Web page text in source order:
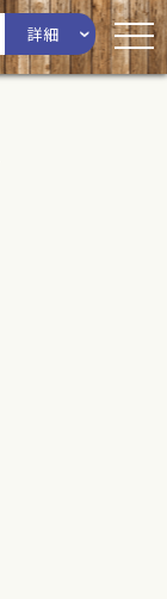
詳細